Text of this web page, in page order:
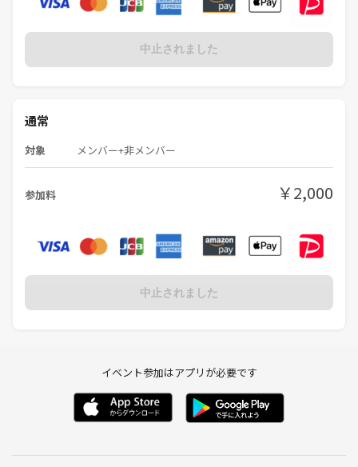
中止されました
通常
対象 メンバー+非メンバー
参加料 ￥2,000
中止されました
イベント参加はアプリが必要です